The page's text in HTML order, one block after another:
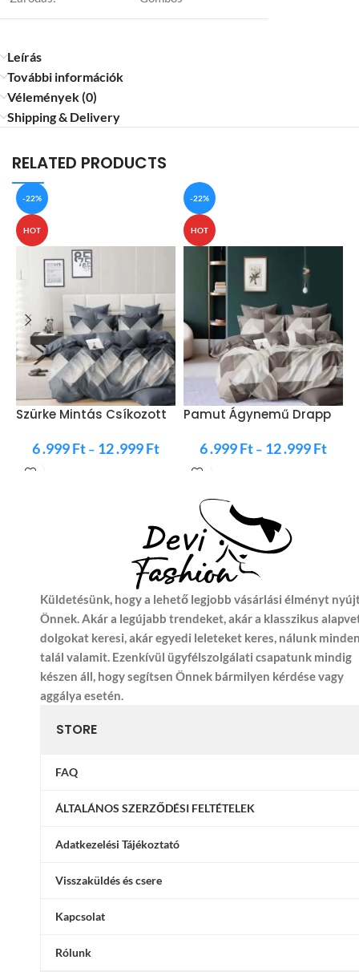
Leírás
További információk
Vélemények (0)
Shipping & Delivery
RELATED PRODUCTS
-22%
HOT
Szürke Mintás Csíkozott
6 .999Ft – 12 .999Ft
-22%
HOT
Pamut Ágynemű Drapp
6 .999Ft – 12 .999Ft
Küldetésünk, hogy a lehető legjobb vásárlási élményt
Önnek. Akár a legújabb trendeket, akár a klasszikus
dolgokat keresi, akár egyedi leleteket keres, nálunk
talál valamit. Ezenkívül ügyfélszolgálati csapatunk mindig
készen áll, hogy segítsen Önnek bármilyen kérdése vagy
aggálya esetén.
STORE
FAQ
ÁLTALÁNOS SZERZŐDÉSI FELTÉTELEK
Adatkezelési Tájékoztató
Visszaküldés és csere
Kapcsolat
Rólunk